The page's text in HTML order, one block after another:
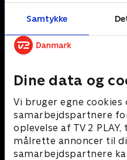
Samtykke
Dine data og
Vi bruger egne cookies
samarbejdspartnere
oplevelse af TV 2
målrette annoncer til
samarbejdspartnere
15. marts 2023 • 21 min
Andre så også